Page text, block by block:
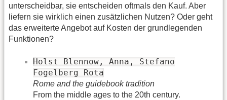
unterscheidbar, sie entscheiden oftmals den Kauf. Aber
liefern sie wirklich einen zusätzlichen Nutzen? Oder geht
das erweiterte Angebot auf Kosten der grundlegenden
Funktionen?
Holst Blennow, Anna, Stefano
Fogelberg Rota
Rome and the guidebook tradition
From the middle ages to the 20th century.